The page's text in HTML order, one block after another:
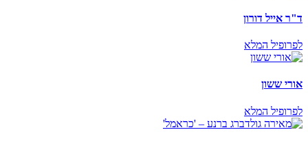
ד"ר אייל דורון
לפרופיל המלא
אורי ששון
לפרופיל המלא